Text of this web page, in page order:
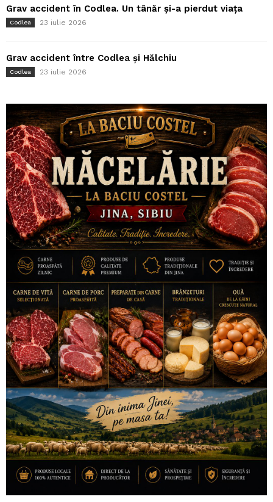
Grav accident în Codlea. Un tânăr și-a pierdut viața
Codlea 23 iulie 2026
Grav accident între Codlea și Hălchiu
Codlea 23 iulie 2026